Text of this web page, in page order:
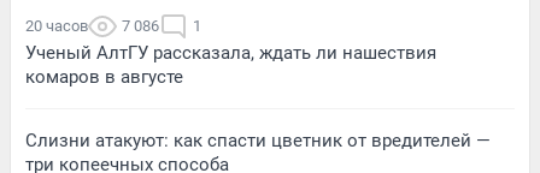
20 часов 7 086 1
Ученый АлтГУ рассказала, ждать ли нашествия
комаров в августе
Слизни атакуют: как спасти цветник от вредителей —
три копеечных способа